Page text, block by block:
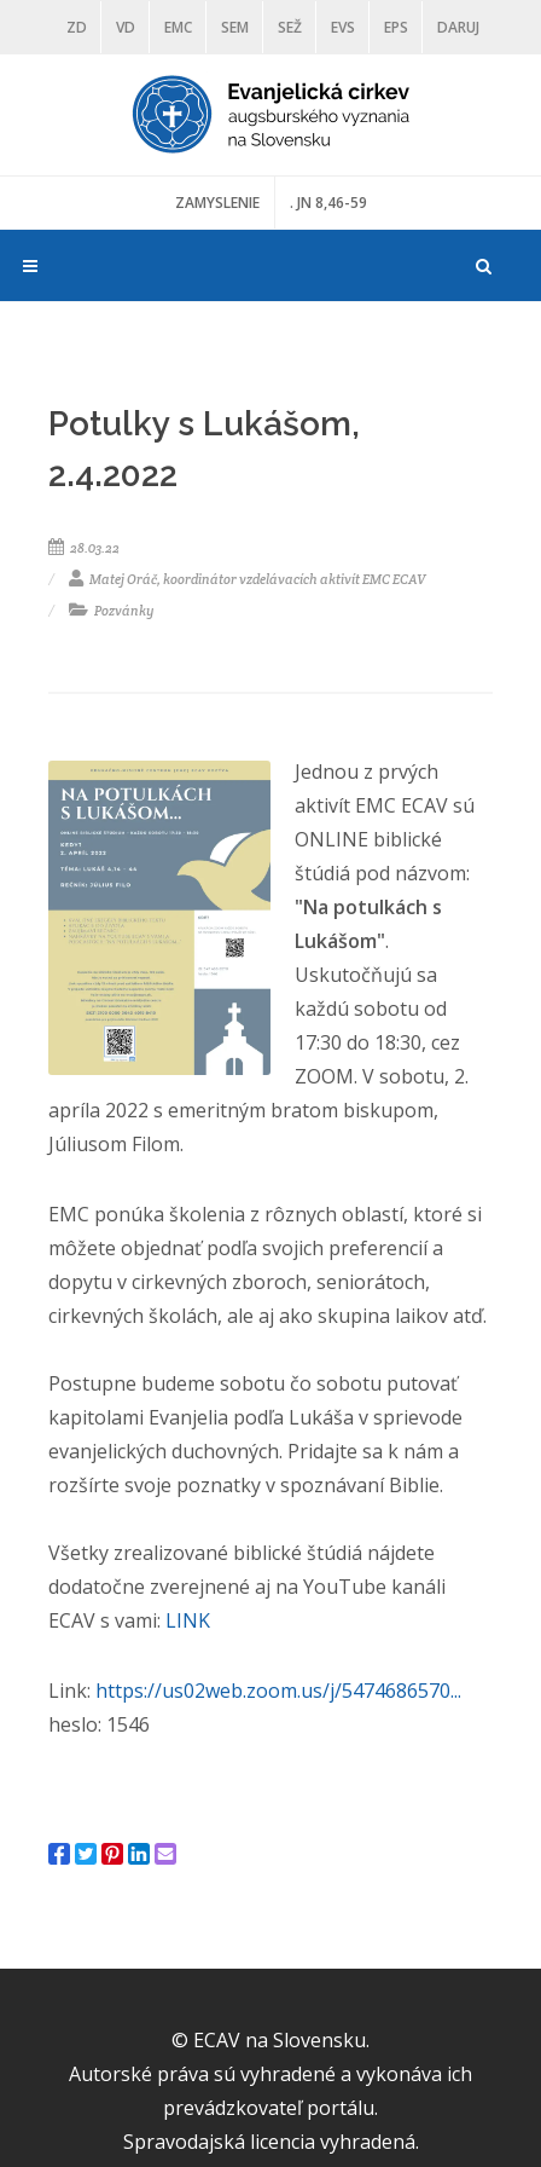
ZD VD EMC SEM SEŽ EVS EPS DARUJ
DIAKONIA ŠKOLY TRANOSCIUS
ZAMYSLENIE . JN 8,46-59
Potulky s Lukášom,
2.4.2022
28.03.22
Matej Oráč, koordinátor vzdelávacích aktivít EMC ECAV
Pozvánky
Jednou z prvých
aktivít EMC ECAV sú
ONLINE biblické
štúdiá pod názvom:
"Na potulkách s
Lukášom".
Uskutočňujú sa
každú sobotu od
17:30 do 18:30, cez
ZOOM. V sobotu, 2.
apríla 2022 s emeritným bratom biskupom,
Júliusom Filom.
EMC ponúka školenia z rôznych oblastí, ktoré si
môžete objednať podľa svojich preferencií a
dopytu v cirkevných zboroch, seniorátoch,
cirkevných školách, ale aj ako skupina laikov atď.
Postupne budeme sobotu čo sobotu putovať
kapitolami Evanjelia podľa Lukáša v sprievode
evanjelických duchovných. Pridajte sa k nám a
rozšírte svoje poznatky v spoznávaní Biblie.
Všetky zrealizované biblické štúdiá nájdete
dodatočne zverejnené aj na YouTube kanáli
ECAV s vami: LINK
Link: https://us02web.zoom.us/j/5474686570...
heslo: 1546
© ECAV na Slovensku.
Autorské práva sú vyhradené a vykonáva ich
prevádzkovateľ portálu.
Spravodajská licencia vyhradená.